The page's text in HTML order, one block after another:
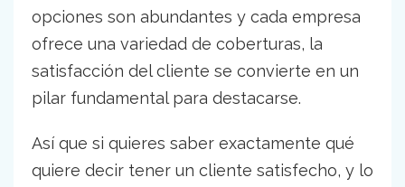
opciones son abundantes y cada empresa
ofrece una variedad de coberturas, la
satisfacción del cliente se convierte en un
pilar fundamental para destacarse.
Así que si quieres saber exactamente qué
quiere decir tener un cliente satisfecho, y lo